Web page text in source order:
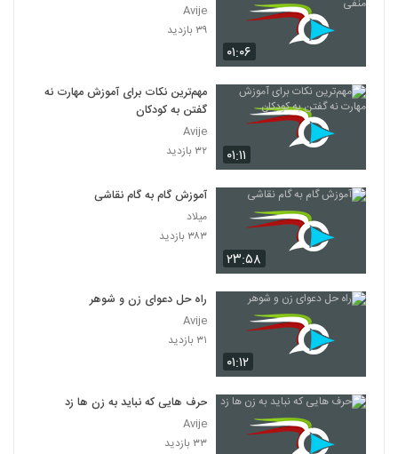
۰۱:۰۶
Avije
۳۹ بازدید
۰۱:۱۱
مهم‌ترین نکات برای آموزش مهارت نه
گفتن به کودکان
Avije
۳۲ بازدید
۲۳:۵۸
آموزش گام به گام نقاشی
میلاد
۳۸۳ بازدید
۰۱:۱۲
راه حل دعوای زن و شوهر
Avije
۳۱ بازدید
حرف هایی که نباید به زن ها زد
Avije
۳۳ بازدید